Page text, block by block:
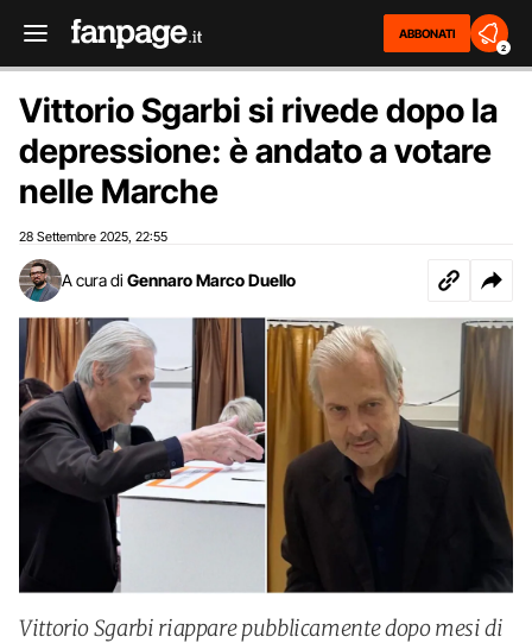
ABBONATI
2
Vittorio Sgarbi si rivede dopo la
depressione: è andato a votare
nelle Marche
28 Settembre 2025 22:55
A cura di Gennaro Marco Duello
Vittorio Sgarbi riappare pubblicamente dopo mesi di